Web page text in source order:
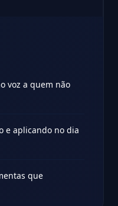
voz a quem não
e aplicando no dia
que